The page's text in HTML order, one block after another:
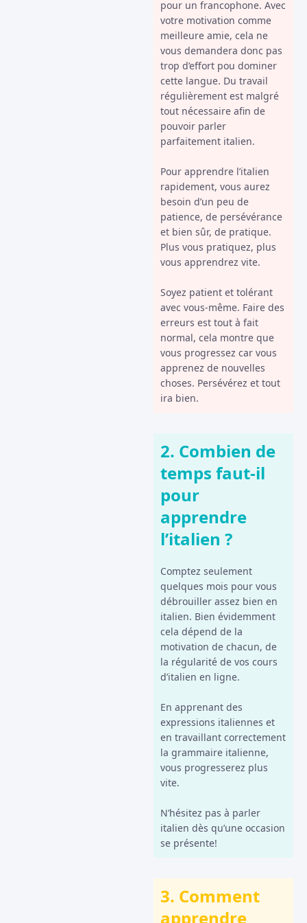
pour un francophone. Avec
votre motivation comme
meilleure amie, cela ne
vous demandera donc pas
trop d’effort pou dominer
cette langue. Du travail
régulièrement est malgré
tout nécessaire afin de
pouvoir parler
parfaitement italien.
Pour apprendre l’italien
rapidement, vous aurez
besoin d’un peu de
patience, de persévérance
et bien sûr, de pratique.
Plus vous pratiquez, plus
vous apprendrez vite.
Soyez patient et tolérant
avec vous-même. Faire des
erreurs est tout à fait
normal, cela montre que
vous progressez car vous
apprenez de nouvelles
choses. Persévérez et tout
ira bien.
2. Combien de
temps faut-il
pour
apprendre
l’italien ?
Comptez seulement
quelques mois pour vous
débrouiller assez bien en
italien. Bien évidemment
cela dépend de la
motivation de chacun, de
la régularité de vos cours
d’italien en ligne.
En apprenant des
expressions italiennes et
en travaillant correctement
la grammaire italienne,
vous progresserez plus
vite.
N’hésitez pas à parler
italien dès qu’une occasion
se présente!
3. Comment
apprendre